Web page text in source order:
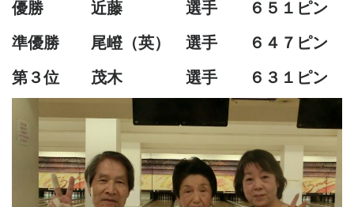
優勝 近藤 選手 ６５１ピン
準優勝 尾嶝（英） 選手 ６４７ピン
第３位 茂木 選手 ６３１ピン